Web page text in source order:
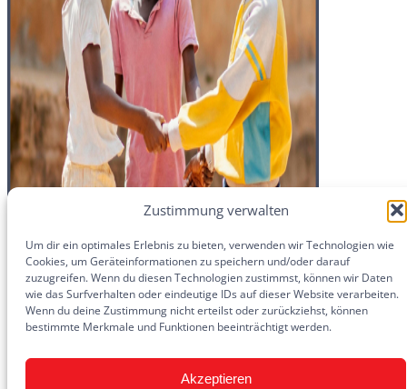
Zustimmung verwalten
Um dir ein optimales Erlebnis zu bieten, verwenden wir Technologien wie
Cookies, um Geräteinformationen zu speichern und/oder darauf
zuzugreifen. Wenn du diesen Technologien zustimmst, können wir Daten
wie das Surfverhalten oder eindeutige IDs auf dieser Website verarbeiten.
Wenn du deine Zustimmung nicht erteilst oder zurückziehst, können
bestimmte Merkmale und Funktionen beeinträchtigt werden.
Akzeptieren